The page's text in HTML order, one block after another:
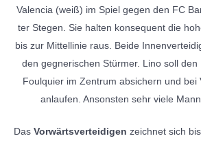
Valencia (weiß) im Spiel gegen den FC
ter Stegen. Sie halten konsequent die
bis zur Mittellinie raus. Beide
den gegnerischen Stürmer. Lino soll den
Foulquier im Zentrum absichern und bei
anlaufen. Ansonsten sehr viele
Das Vorwärtsverteidigen zeichnet sich